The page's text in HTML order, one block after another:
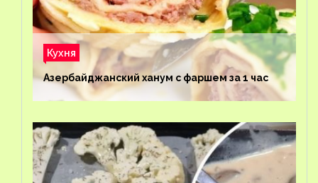
Кухня
Азербайджанский ханум с фаршем за 1 час